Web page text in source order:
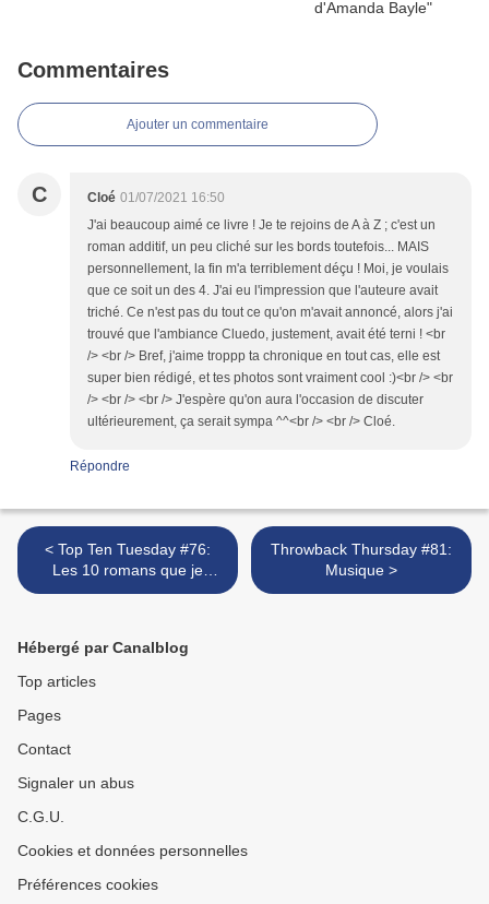
Commentaires
Ajouter un commentaire
C Cloé 01/07/2021 16:50
J'ai beaucoup aimé ce livre ! Je te rejoins de A à Z ; c'est un
roman additif, un peu cliché sur les bords toutefois... MAIS
personnellement, la fin m'a terriblement déçu ! Moi, je voulais
que ce soit un des 4. J'ai eu l'impression que l'auteure avait
triché. Ce n'est pas du tout ce qu'on m'avait annoncé, alors j'ai
trouvé que l'ambiance Cluedo, justement, avait été terni ! <br
/> <br /> Bref, j'aime troppp ta chronique en tout cas, elle est
super bien rédigé, et tes photos sont vraiment cool :)<br /> <br
/> <br /> <br /> J'espère qu'on aura l'occasion de discuter
ultérieurement, ça serait sympa ^^<br /> <br /> Cloé.
Répondre
< Top Ten Tuesday #76:
Les 10 romans que je
souhaite découvrir durant
Throwback Thursday #81:
Musique >
Hébergé par Canalblog
Top articles
Pages
Contact
Signaler un abus
C.G.U.
Cookies et données personnelles
Préférences cookies